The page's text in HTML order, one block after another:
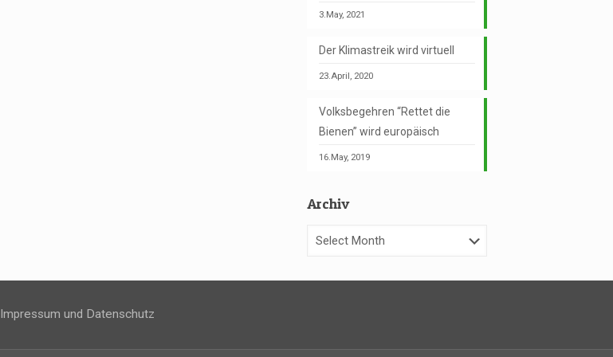
3.May, 2021
Der Klimastreik wird virtuell
23.April, 2020
Volksbegehren “Rettet die
Bienen” wird europäisch
16.May, 2019
Archiv
Archiv
Impressum und Datenschutz